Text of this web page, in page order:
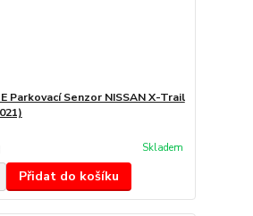
Parkovací Senzor NISSAN X-Trail
Skladem
Přidat do košíku